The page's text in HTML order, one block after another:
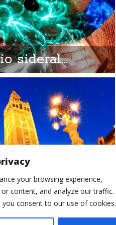
your browsing experience,
content, and analyze our traffic.
you consent to our use of cookies.
sideral…